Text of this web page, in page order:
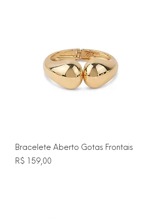
Bracelete Aberto Gotas Frontais
Preço
R$ 159,00